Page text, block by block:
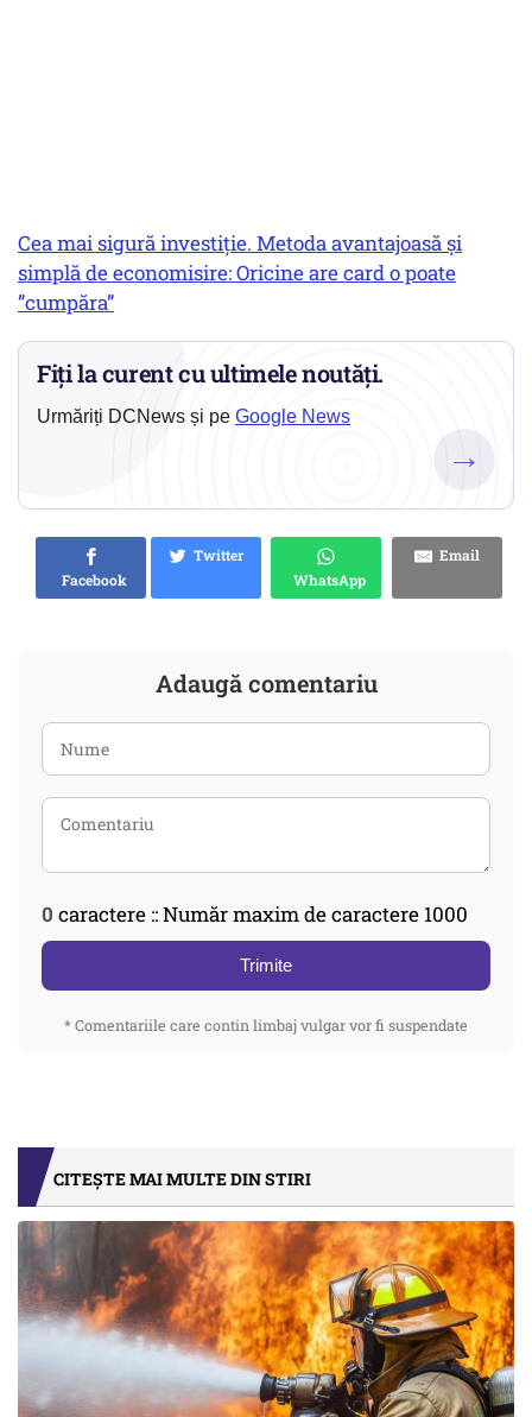
Cea mai sigură investiție. Metoda avantajoasă și
simplă de economisire: Oricine are card o poate
”cumpăra”
Fiți la curent cu ultimele noutăți.
Urmăriți DCNews și pe Google News
→
Facebook
Twitter
WhatsApp
Email
Adaugă comentariu
0 caractere :: Număr maxim de caractere 1000
Trimite
* Comentariile care contin limbaj vulgar vor fi suspendate
CITEȘTE MAI MULTE DIN STIRI